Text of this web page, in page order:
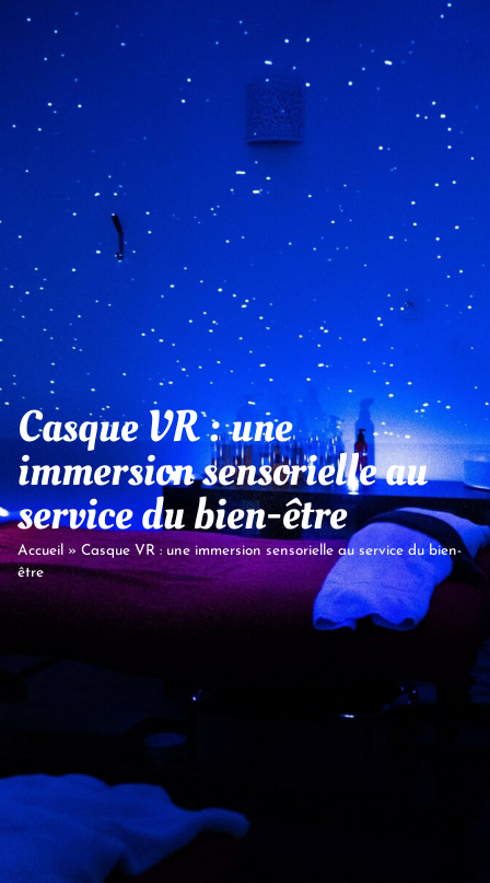
Casque VR : une
immersion sensorielle au
service du bien-être
Accueil » Casque VR : une immersion sensorielle au service du bien-
être